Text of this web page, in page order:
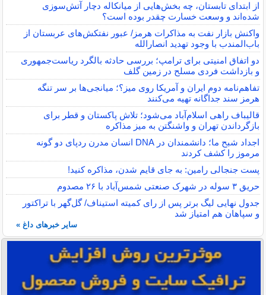
از ابتدای تابستان، چه بخش‌هایی از میانکاله دچار آتش‌سوزی
شده‌اند و وسعت خسارت چقدر بوده است؟
واکنش بازار نفت به مذاکرات هرمز/ عبور نفتکش‌های عربستان از
باب‌المندب با وجود تهدید انصارالله
دو اتفاق امنیتی برای ترامپ؛ بررسی حادثه بالگرد ریاست‌جمهوری
و بازداشت فردی مسلح در زمین گلف
تفاهم‌نامه دوم ایران و آمریکا روی میز؟؛ میانجی‌ها بر سر تنگه
هرمز سند جداگانه تهیه می‌کنند
قالیباف راهی اسلام‌آباد می‌شود؛ تلاش پاکستان و قطر برای
بازگرداندن تهران و واشنگتن به میز مذاکره
اجداد شبح ما؛ دانشمندان در DNA انسان مدرن ردپای دو گونه
مرموز را کشف کردند
پست جنجالی رامین: به جای قایم شدن، مذاکره کنید!
حریق ۳ سوله در شهرک صنعتی شمس‌آباد با ۲۶ مصدوم
جدول نهایی لیگ برتر پس از رای کمیته استیناف/ گل‌گهر با تراکتور
و سپاهان هم امتیاز شد
سایر خبرهای داغ »